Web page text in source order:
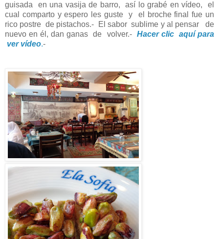
guisada en una vasija de barro, así lo grabé en vídeo, el
cual comparto y espero les guste y el broche final fue un
rico postre de pistachos.- El sabor sublime y al pensar de
nuevo en él, dan ganas de volver.- Hacer clic aquí para
ver vídeo.-